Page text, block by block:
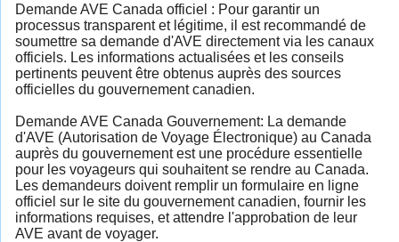
Demande AVE Canada officiel : Pour garantir un
processus transparent et légitime, il est recommandé de
soumettre sa demande d'AVE directement via les canaux
officiels. Les informations actualisées et les conseils
pertinents peuvent être obtenus auprès des sources
officielles du gouvernement canadien.
Demande AVE Canada Gouvernement: La demande
d'AVE (Autorisation de Voyage Électronique) au Canada
auprès du gouvernement est une procédure essentielle
pour les voyageurs qui souhaitent se rendre au Canada.
Les demandeurs doivent remplir un formulaire en ligne
officiel sur le site du gouvernement canadien, fournir les
informations requises, et attendre l'approbation de leur
AVE avant de voyager.